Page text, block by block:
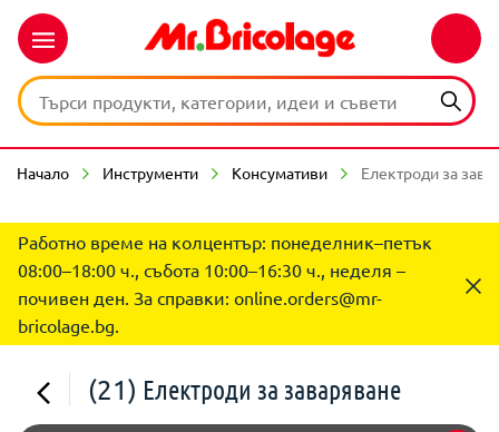
Начало Инструменти Консумативи Електроди за
Работно време на колцентър: понеделник–петък
08:00–18:00 ч., събота 10:00–16:30 ч., неделя –
почивен ден. За справки: online.orders@mr-
bricolage.bg.
(21) Електроди за заваряване